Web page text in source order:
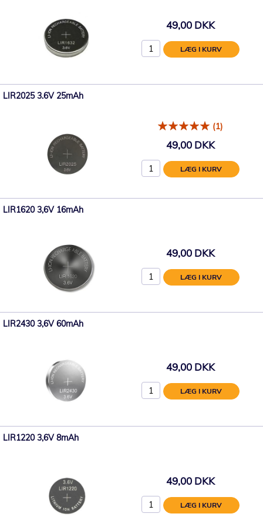
49,00 DKK
LÆG I KURV
LIR2025 3.6V 25mAh
(1)
49,00 DKK
LÆG I KURV
LIR1620 3,6V 16mAh
49,00 DKK
LÆG I KURV
LIR2430 3,6V 60mAh
49,00 DKK
LÆG I KURV
LIR1220 3,6V 8mAh
49,00 DKK
LÆG I KURV